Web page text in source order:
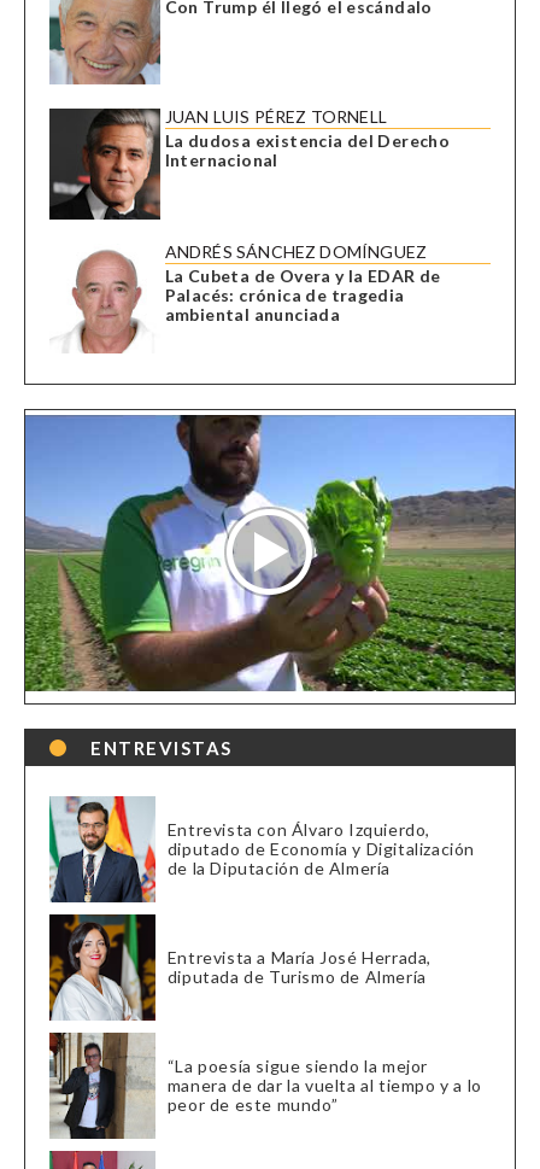
Con Trump él llegó el escándalo
JUAN LUIS PÉREZ TORNELL
La dudosa existencia del Derecho
Internacional
ANDRÉS SÁNCHEZ DOMÍNGUEZ
La Cubeta de Overa y la EDAR de
Palacés: crónica de tragedia
ambiental anunciada
ENTREVISTAS
Entrevista con Álvaro Izquierdo,
diputado de Economía y Digitalización
de la Diputación de Almería
Entrevista a María José Herrada,
diputada de Turismo de Almería
“La poesía sigue siendo la mejor
manera de dar la vuelta al tiempo y a lo
peor de este mundo”